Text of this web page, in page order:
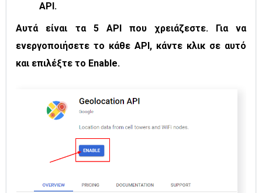
API.
Αυτά είναι τα 5 API που χρειάζεστε. Για να
ενεργοποιήσετε το κάθε API, κάντε κλικ σε αυτό
και επιλέξτε το Enable.